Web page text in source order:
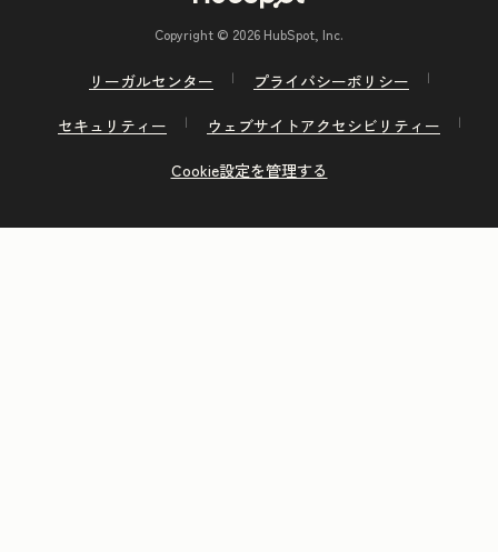
Copyright © 2026 HubSpot, Inc.
リーガルセンター
プライバシーポリシー
セキュリティー
ウェブサイトアクセシビリティー
Cookie設定を管理する